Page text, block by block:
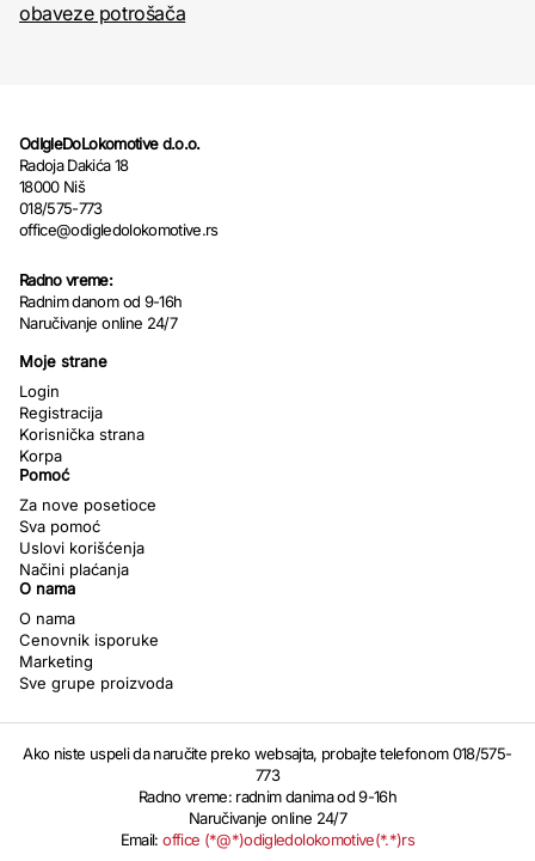
obaveze potrošača
OdIgleDoLokomotive d.o.o.
Radoja Dakića 18
18000 Niš
018/575-773
office@odigledolokomotive.rs
Radno vreme:
Radnim danom od 9-16h
Naručivanje online 24/7
Moje strane
Login
Registracija
Korisnička strana
Korpa
Pomoć
Za nove posetioce
Sva pomoć
Uslovi korišćenja
Načini plaćanja
O nama
O nama
Cenovnik isporuke
Marketing
Sve grupe proizvoda
Ako niste uspeli da naručite preko websajta, probajte telefonom 018/575-
773
Radno vreme: radnim danima od 9-16h
Naručivanje online 24/7
Email:office (*@*)odigledolokomotive(*.*)rs